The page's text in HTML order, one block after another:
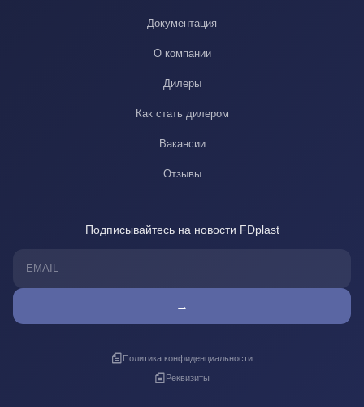
Документация
О компании
Дилеры
Как стать дилером
Вакансии
Отзывы
Подписывайтесь на новости FDplast
→
Политика конфиденциальности
Реквизиты